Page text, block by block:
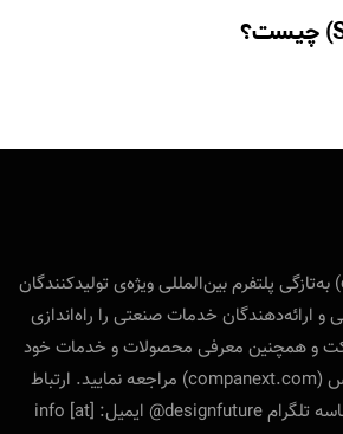
کُمپانکست (companext) به‌تازگی پلتفرم بین‌المللی ویژه‌ی تولید‌کنندگان
و ارائه‌دهندگان خدمات صنعتی را راه‌اندازی
و همچنین معرفی محصولات و خدمات خود
در این پلتفرم به این آدرس (companext.com) مراجعه نمایید. ارتباط
با کمپانکست از طریق شناسه تلگرام designfuture@ ایمیل: info [at]